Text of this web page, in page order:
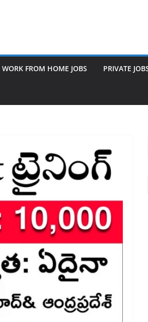
WORK FROM HOME JOBS PRIVATE